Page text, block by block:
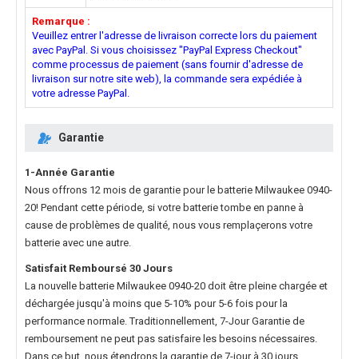
Remarque :
Veuillez entrer l'adresse de livraison correcte lors du paiement
avec PayPal. Si vous choisissez "PayPal Express Checkout"
comme processus de paiement (sans fournir d'adresse de
livraison sur notre site web), la commande sera expédiée à
votre adresse PayPal.
Garantie
1-Année Garantie
Nous offrons 12 mois de garantie pour le batterie Milwaukee 0940-
20! Pendant cette période, si votre batterie tombe en panne à
cause de problèmes de qualité, nous vous remplaçerons votre
batterie avec une autre.
Satisfait Remboursé 30 Jours
La nouvelle batterie Milwaukee 0940-20 doit être pleine chargée et
déchargée jusqu'à moins que 5-10% pour 5-6 fois pour la
performance normale. Traditionnellement, 7-Jour Garantie de
remboursement ne peut pas satisfaire les besoins nécessaires.
Dans ce but, nous étendrons la garantie de 7-jour à 30 jours.